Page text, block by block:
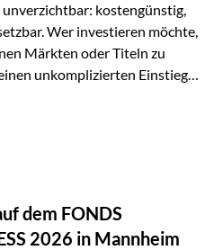
unverzichtbar: kostengünstig,
Wer investieren möchte,
Märkten oder Titeln zu
unkomplizierten Einstieg
Sie gelten als teurer,
und ihre Stärken
Effizient, breit
dem FONDS
2026 in Mannheim